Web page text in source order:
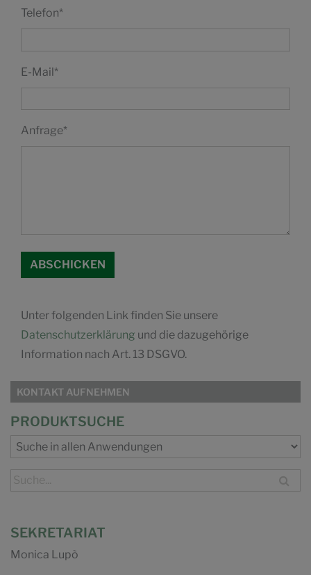
Telefon*
E-Mail*
Anfrage*
Unter folgenden Link finden Sie unsere
Datenschutzerklärung und die dazugehörige
Information nach Art. 13 DSGVO.
KONTAKT AUFNEHMEN
PRODUKTSUCHE
SEKRETARIAT
Monica Lupò